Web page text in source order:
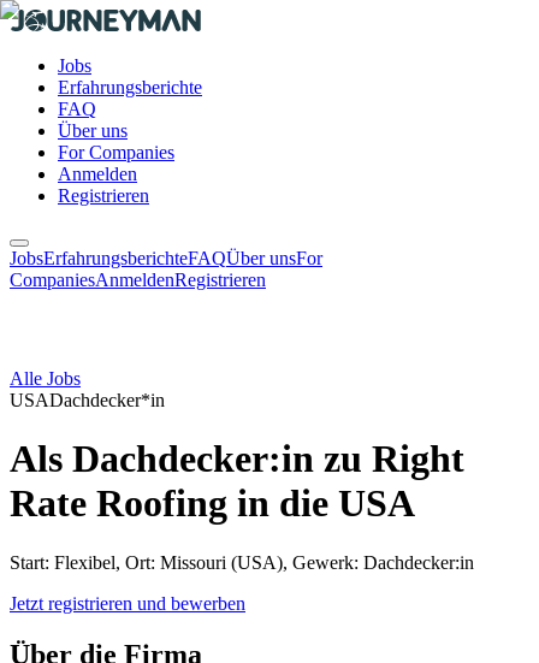
Jobs
Erfahrungsberichte
FAQ
Über uns
For Companies
Anmelden
Registrieren
JobsErfahrungsberichteFAQÜber unsFor
CompaniesAnmeldenRegistrieren
Alle Jobs
USADachdecker*in
Als Dachdecker:in zu Right
Rate Roofing in die USA
Start: Flexibel, Ort: Missouri (USA), Gewerk: Dachdecker:in
Jetzt registrieren und bewerben
Über die Firma